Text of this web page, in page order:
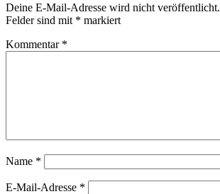
Deine E-Mail-Adresse wird nicht veröffentlicht.
Felder sind mit * markiert
Kommentar *
Name *
E-Mail-Adresse *